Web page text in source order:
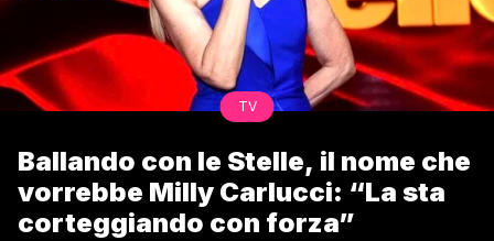
TV
Ballando con le Stelle, il nome che
vorrebbe Milly Carlucci: “La sta
corteggiando con forza”